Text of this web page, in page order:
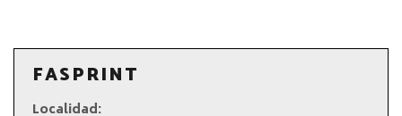
FASPRINT
Localidad: